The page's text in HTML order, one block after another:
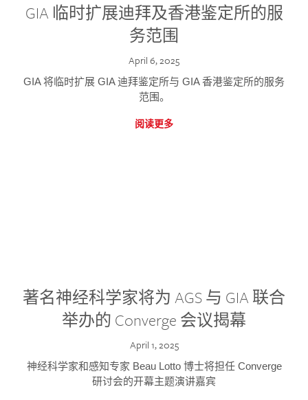
GIA 临时扩展迪拜及香港鉴定所的服
务范围
April 6, 2025
GIA 将临时扩展 GIA 迪拜鉴定所与 GIA 香港鉴定所的服务
范围。
阅读更多
著名神经科学家将为 AGS 与 GIA 联合
举办的 Converge 会议揭幕
April 1, 2025
神经科学家和感知专家 Beau Lotto 博士将担任 Converge
研讨会的开幕主题演讲嘉宾